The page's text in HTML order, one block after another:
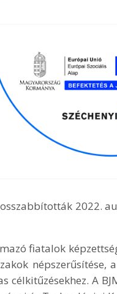
2022.
fiatalok
népszerűsítése,
célkitűzésekhez. A